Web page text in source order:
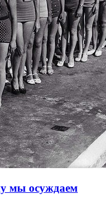
мы осуждаем